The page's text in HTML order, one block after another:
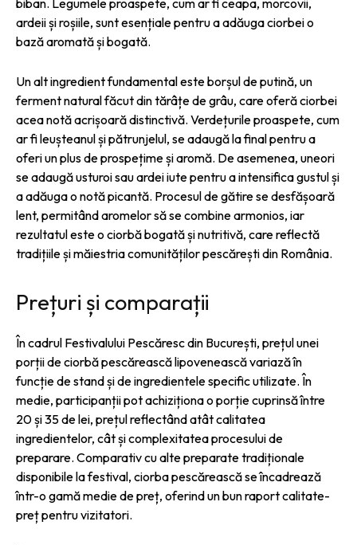
ardeii și roșiile, sunt esențiale pentru a adăuga ciorbei o
bază aromată și bogată.
Un alt ingredient fundamental este borșul de putină, un
ferment natural făcut din tărâțe de grâu, care oferă ciorbei
acea notă acrișoară distinctivă. Verdețurile proaspete, cum
ar fi leușteanul și pătrunjelul, se adaugă la final pentru a
oferi un plus de prospețime și aromă. De asemenea, uneori
se adaugă usturoi sau ardei iute pentru a intensifica gustul și
a adăuga o notă picantă. Procesul de gătire se desfășoară
lent, permitând aromelor să se combine armonios, iar
rezultatul este o ciorbă bogată și nutritivă, care reflectă
tradițiile și măiestria comunităților pescărești din România.
Prețuri și comparații
În cadrul Festivalului Pescăresc din București, prețul unei
porții de ciorbă pescărească lipovenească variază în
funcție de stand și de ingredientele specific utilizate. În
medie, participanții pot achiziționa o porție cuprinsă între
20 și 35 de lei, prețul reflectând atât calitatea
ingredientelor, cât și complexitatea procesului de
preparare. Comparativ cu alte preparate tradiționale
disponibile la festival, ciorba pescărească se încadrează
într-o gamă medie de preț, oferind un bun raport calitate-
preț pentru vizitatori.